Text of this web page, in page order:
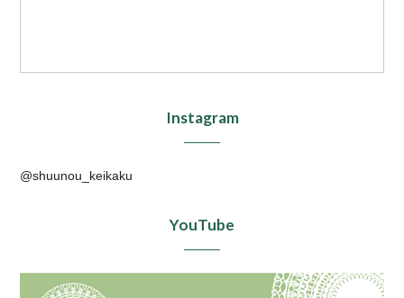
Instagram
@shuunou_keikaku
YouTube